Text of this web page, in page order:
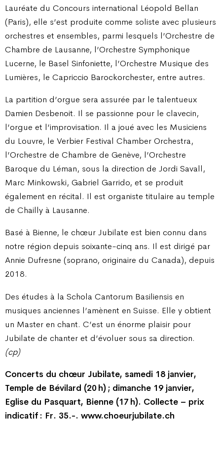
Lauréate du Concours international Léopold Bellan
(Paris), elle s’est produite comme soliste avec plusieurs
orchestres et ensembles, parmi lesquels l’Orchestre de
Chambre de Lausanne, l’Orchestre Symphonique
Lucerne, le Basel Sinfoniette, l’Orchestre Musique des
Lumières, le Capriccio Barockorchester, entre autres.
La partition d’orgue sera assurée par le talentueux
Damien Desbenoit. Il se passionne pour le clavecin,
l’orgue et l’improvisation. Il a joué avec les Musiciens
du Louvre, le Verbier Festival Chamber Orchestra,
l’Orchestre de Chambre de Genève, l’Orchestre
Baroque du Léman, sous la direction de Jordi Savall,
Marc Minkowski, Gabriel Garrido, et se produit
également en récital. Il est organiste titulaire au temple
de Chailly à Lausanne.
Basé à Bienne, le chœur Jubilate est bien connu dans
notre région depuis soixante-cinq ans. Il est dirigé par
Annie Dufresne (soprano, originaire du Canada), depuis
2018.
Des études à la Schola Cantorum Basiliensis en
musiques anciennes l’amènent en Suisse. Elle y obtient
un Master en chant. C’est un énorme plaisir pour
Jubilate de chanter et d’évoluer sous sa direction.
(cp)
Concerts du chœur Jubilate, samedi 18 janvier,
Temple de Bévilard (20 h) ; dimanche 19 janvier,
Eglise du Pasquart, Bienne (17 h). Collecte – prix
indicatif : Fr. 35.-. www.choeurjubilate.ch